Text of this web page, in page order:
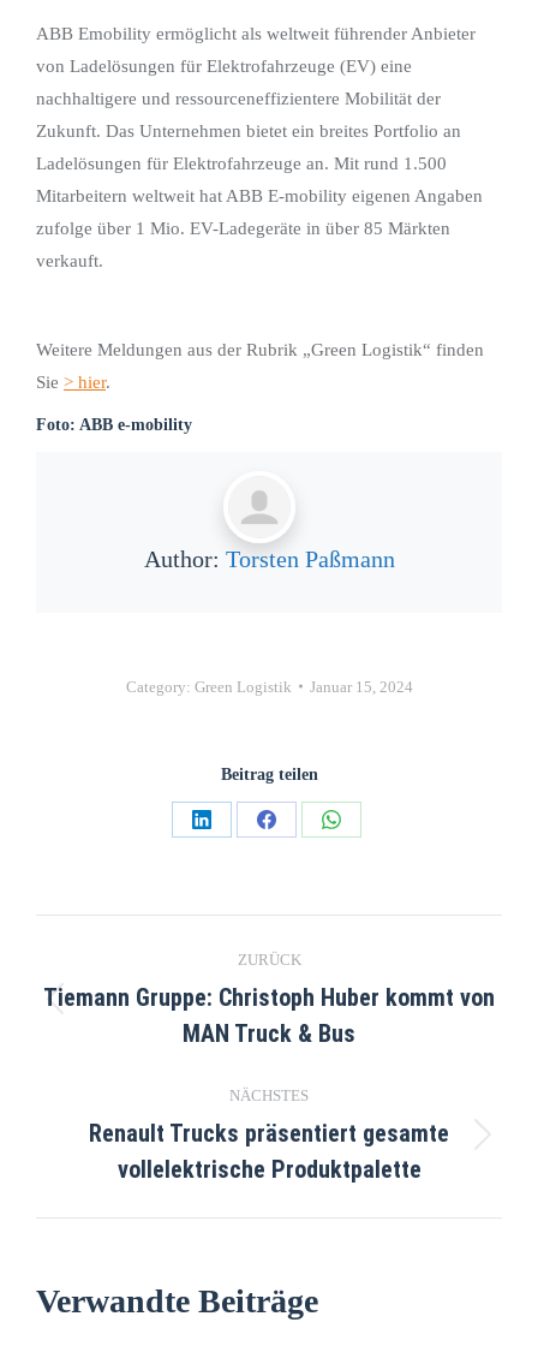
ABB Emobility ermöglicht als weltweit führender Anbieter
von Ladelösungen für Elektrofahrzeuge (EV) eine
nachhaltigere und ressourceneffizientere Mobilität der
Zukunft. Das Unternehmen bietet ein breites Portfolio an
Ladelösungen für Elektrofahrzeuge an. Mit rund 1.500
Mitarbeitern weltweit hat ABB E-mobility eigenen Angaben
zufolge über 1 Mio. EV-Ladegeräte in über 85 Märkten
verkauft.
Weitere Meldungen aus der Rubrik „Green Logistik“ finden
Sie > hier.
Foto: ABB e-mobility
Author: Torsten Paßmann
Category: Green Logistik Januar 15, 2024
Beitrag teilen
ZURÜCK
Tiemann Gruppe: Christoph Huber kommt von
MAN Truck & Bus
NÄCHSTES
Renault Trucks präsentiert gesamte
vollelektrische Produktpalette
Verwandte Beiträge